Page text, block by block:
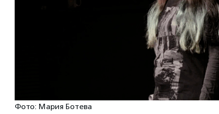
Фото: Мария Ботева